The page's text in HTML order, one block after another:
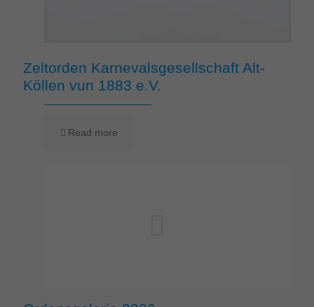
Zeltorden Karnevalsgesellschaft Alt-
Köllen vun 1883 e.V.
Read more